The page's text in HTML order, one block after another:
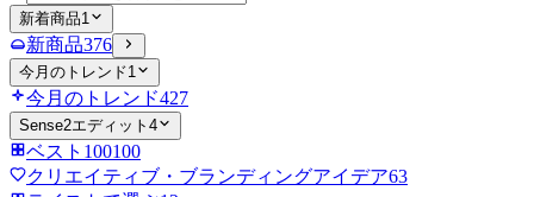
新着商品1
新商品376
今月のトレンド1
今月のトレンド427
Sense2エディット 4
ベスト100100
クリエイティブ・ブランディングアイデア63